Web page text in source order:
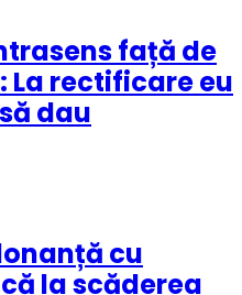
față de
La rectificare eu
dau
cu
la scăderea